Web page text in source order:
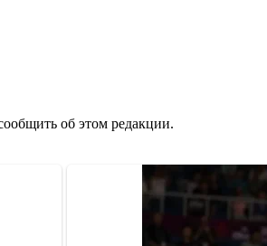
об этом редакции.